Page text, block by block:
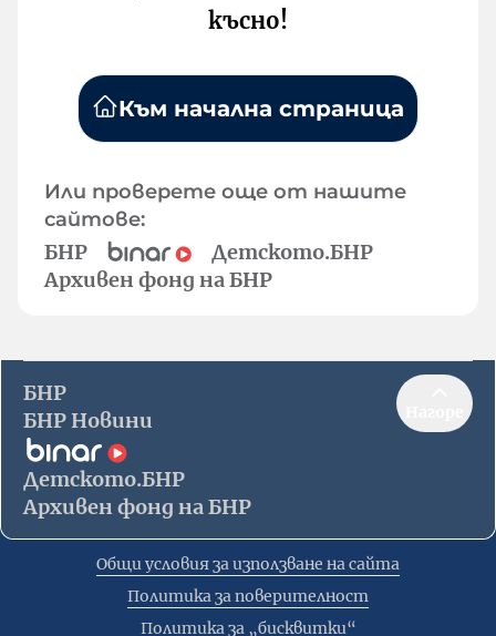
късно!
Към начална страница
Или проверете още от нашите
сайтове:
БНР
Детското.БНР
Архивен фонд на БНР
БНР
БНР Новини
Детското.БНР
Архивен фонд на БНР
Общи условия за използване на сайта
Политика за поверителност
Политика за „бисквитки“